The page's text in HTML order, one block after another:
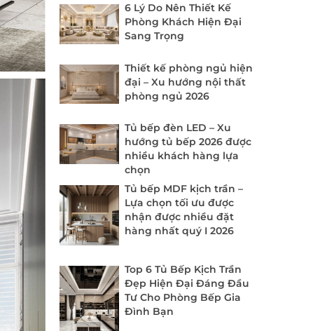
6 Lý Do Nên Thiết Kế
Phòng Khách Hiện Đại
Sang Trọng
Thiết kế phòng ngủ hiện
đại – Xu hướng nội thất
phòng ngủ 2026
Tủ bếp đèn LED – Xu
hướng tủ bếp 2026 được
nhiều khách hàng lựa
chọn
Tủ bếp MDF kịch trần –
Lựa chọn tối ưu được
nhận được nhiều đặt
hàng nhất quý I 2026
Top 6 Tủ Bếp Kịch Trần
Đẹp Hiện Đại Đáng Đầu
Tư Cho Phòng Bếp Gia
Đình Bạn